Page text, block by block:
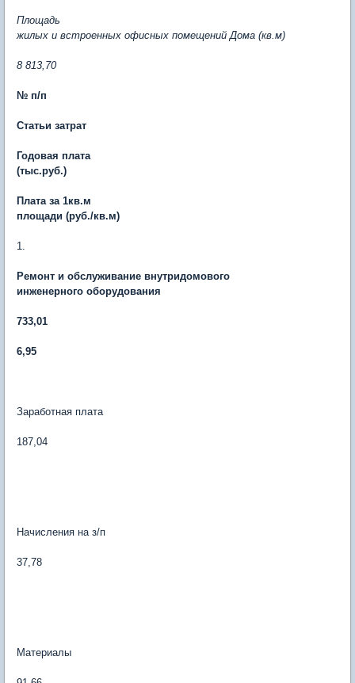
Площадь
жилых и встроенных офисных помещений Дома (кв.м)
8 813,70
№ п/п
Статьи затрат
Годовая плата
(тыс.руб.)
Плата за 1кв.м
площади (руб./кв.м)
1.
Ремонт и обслуживание внутридомового
инженерного оборудования
733,01
6,95
Заработная плата
187,04
Начисления на з/п
37,78
Материалы